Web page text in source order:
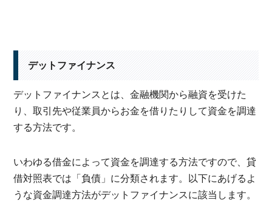
デットファイナンス
デットファイナンスとは、金融機関から融資を受けた
り、取引先や従業員からお金を借りたりして資金を調達
する方法です。
いわゆる借金によって資金を調達する方法ですので、貸
借対照表では「負債」に分類されます。以下にあげるよ
うな資金調達方法がデットファイナンスに該当します。